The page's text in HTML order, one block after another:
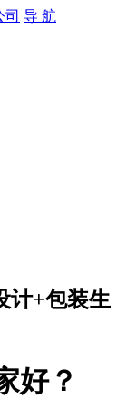
导 航
计+包装生
好？